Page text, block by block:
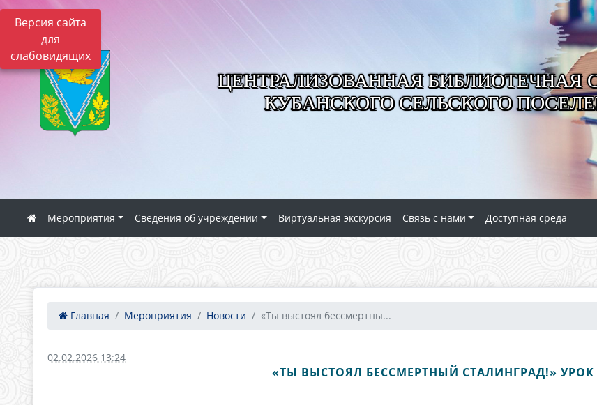
Версия сайта
для
слабовидящих
ЦЕНТРАЛИЗОВАННАЯ БИБЛИОТЕЧНАЯ
КУБАНСКОГО СЕЛЬСКОГО
Мероприятия Сведения об учреждении Виртуальная экскурсия Связь с нами Доступная среда
Главная Мероприятия Новости «Ты выстоял бессмертны...
02.02.2026 13:24
«ТЫ ВЫСТОЯЛ БЕССМЕРТНЫЙ СТАЛИНГРАД!»